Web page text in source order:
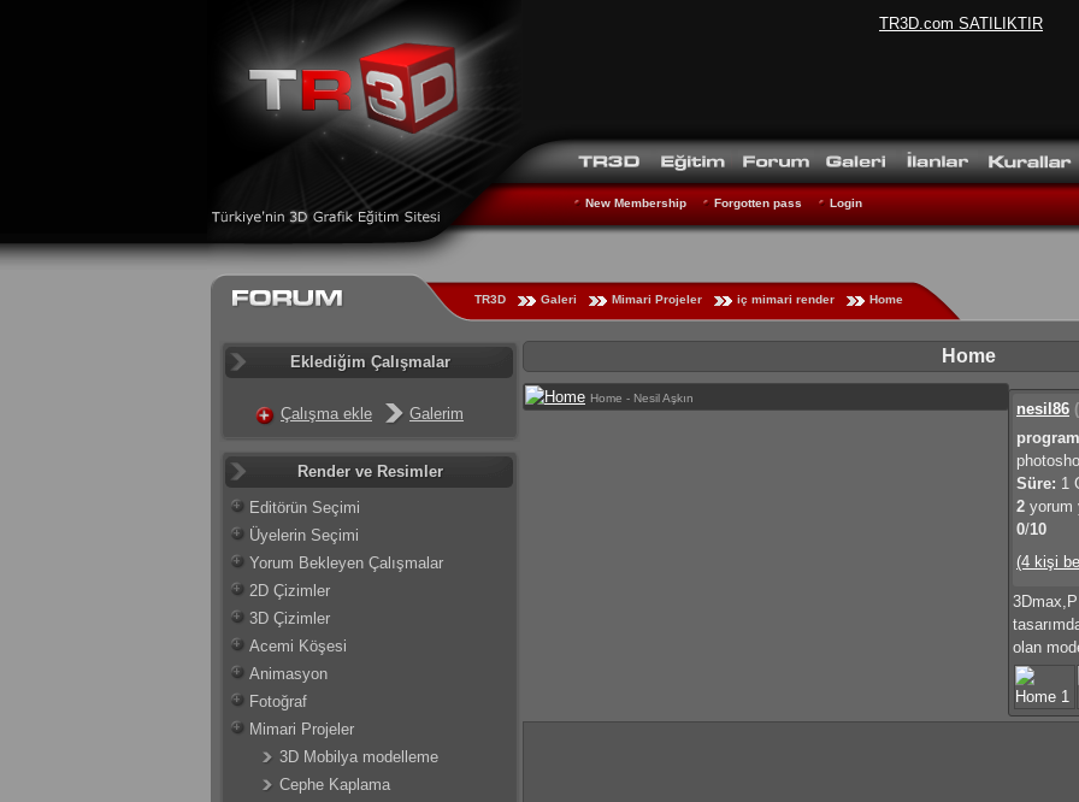
TR3D.com SATILIKTIR
New Membership Forgotten pass Login
TR3D Galeri Mimari Projeler iç mimari render Home
Home
Home - Nesil Aşkın
nesil86
Süre: 1
2 yorum
0/10
(4 kişi
olan
Eklediğim Çalışmalar
Çalışma ekle Galerim
Render ve Resimler
Editörün Seçimi
Üyelerin Seçimi
Yorum Bekleyen Çalışmalar
2D Çizimler
3D Çizimler
Acemi Köşesi
Animasyon
Fotoğraf
Mimari Projeler
3D Mobilya modelleme
Cephe Kaplama